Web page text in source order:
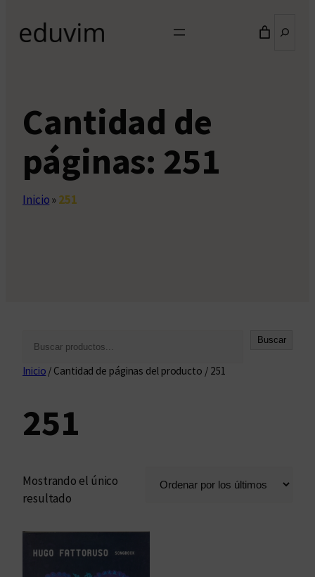
Cantidad de
páginas: 251
Inicio»251
s
a
r
Buscar
Inicio / Cantidad de páginas del producto / 251
251
Mostrando el único
resultado